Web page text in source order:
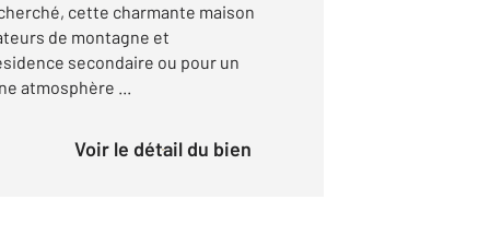
cette charmante maison
de montagne et
secondaire ou pour un
atmosphère ...
Voir le détail du bien